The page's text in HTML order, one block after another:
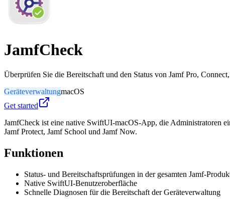
JamfCheck
Überprüfen Sie die Bereitschaft und den Status von Jamf Pro,
GeräteverwaltungmacOS
Get started
JamfCheck ist eine native SwiftUI-macOS-App, die Administratoren
Jamf Protect, Jamf School und Jamf Now.
Funktionen
Status- und Bereitschaftsprüfungen in der gesamten Jamf-
Native SwiftUI-Benutzeroberfläche
Schnelle Diagnosen für die Bereitschaft der Geräteverwaltung